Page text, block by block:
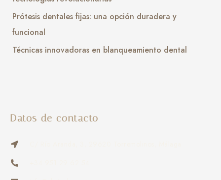
Prótesis dentales fijas: una opción duradera y
funcional
Técnicas innovadoras en blanqueamiento dental
Datos de contacto